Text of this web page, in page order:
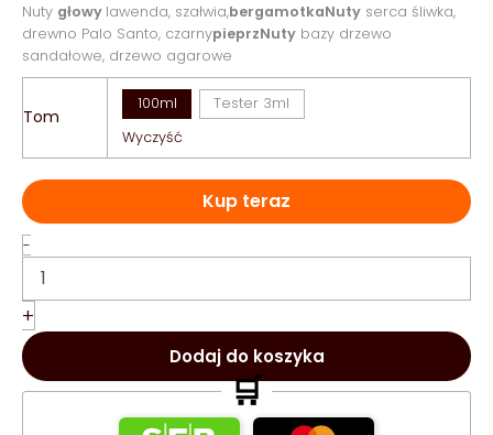
do
36,00 €
Nuty głowy lawenda, szałwia,bergamotkaNuty serca śliwka,
drewno Palo Santo, czarnypieprzNuty bazy drzewo
sandałowe, drzewo agarowe
Tom
100ml
Tester 3ml
Wyczyść
Kup teraz
-
Lattafa
Pride
Vintage
Radio
perfumy
unisex
+
Dodaj do koszyka
🛒